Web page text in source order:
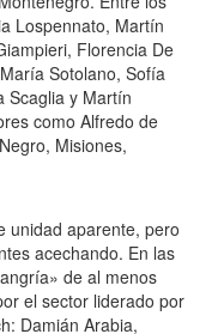
Lospennato, Martín
Florencia De
Sotolano, Sofía
Scaglia y Martín
como Alfredo de
Misiones,
unidad aparente, pero
acechando. En las
de al menos
el sector liderado por
Damián Arabia,